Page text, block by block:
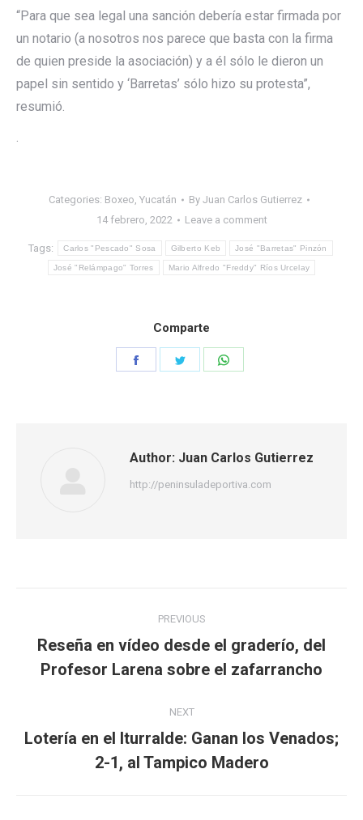
“Para que sea legal una sanción debería estar firmada por
un notario (a nosotros nos parece que basta con la firma
de quien preside la asociación) y a él sólo le dieron un
papel sin sentido y ‘Barretas’ sólo hizo su protesta”,
resumió.
.
Categories: Boxeo, Yucatán By Juan Carlos Gutierrez
14 febrero, 2022
Leave a comment
Tags: Carlos "Pescado" Sosa Gilberto Keb José "Barretas" Pinzón
José "Relámpago" Torres Mario Alfredo "Freddy" Ríos Urcelay
Comparte
Share
Author: Juan Carlos Gutierrez
http://peninsuladeportiva.com
navigation
PREVIOUS
Previous
post:
Reseña en vídeo desde el graderío, del
Profesor Larena sobre el zafarrancho
NEXT
Next
post:
Lotería en el Iturralde: Ganan los Venados;
2-1, al Tampico Madero